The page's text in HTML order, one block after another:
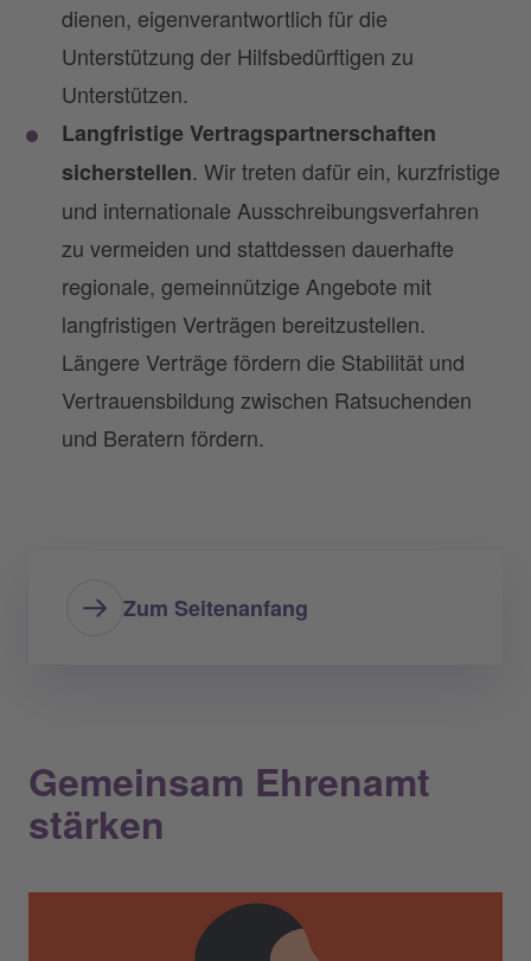
dienen, eigenverantwortlich für die
Unterstützung der Hilfsbedürftigen zu
Unterstützen.
Langfristige Vertragspartnerschaften
sicherstellen. Wir treten dafür ein, kurzfristige
und internationale Ausschreibungsverfahren
zu vermeiden und stattdessen dauerhafte
regionale, gemeinnützige Angebote mit
langfristigen Verträgen bereitzustellen.
Längere Verträge fördern die Stabilität und
Vertrauensbildung zwischen Ratsuchenden
und Beratern fördern.
Zum Seitenanfang
Gemeinsam Ehrenamt
stärken